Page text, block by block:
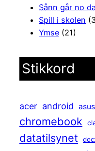
Sånn går no
Spill i skolen
Ymse (21)
Stikkord
acer android asus
chromebook
datatilsynet